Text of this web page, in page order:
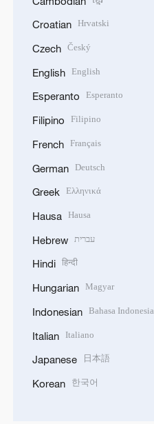
Croatian Hrvatski
Czech Český
English English
Esperanto Esperanto
Filipino Filipino
French Français
German Deutsch
Greek Ελληνικά
Hausa Hausa
Hebrew עברית
Hindi हिन्दी
Hungarian Magyar
Indonesian Bahasa Indonesia
Italian Italiano
Japanese 日本語
Korean 한국어